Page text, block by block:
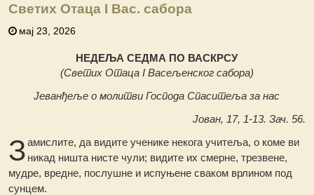
Светих Отаца I Вас. сабора
мај 23, 2026
НЕДЕЉА СЕДМА ПО ВАСКРСУ
(Светих Отаца I Васељенског сабора)
Јеванђеље о молитви Господа Спаситеља за нас
Јован, 17, 1-13. Зач. 56.
Замислите, да видите ученике некога учитеља, о коме ви
никад ништа нисте чули; видите их смерне, трезвене,
мудре, вредне, послушне и испуњене сваком врлином под
сунцем.